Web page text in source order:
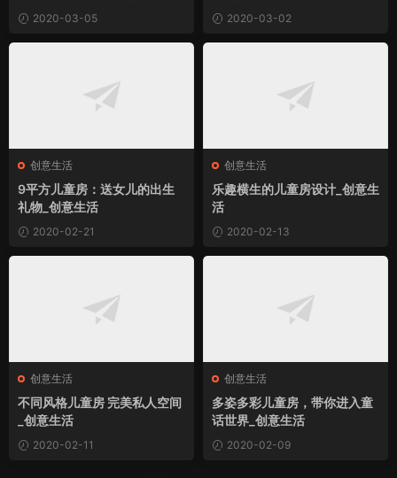
2020-03-05 2020-03-02
创意生活
9平方儿童房：送女儿的出生
礼物_创意生活
2020-02-21
创意生活
乐趣横生的儿童房设计_创意生
活
2020-02-13
创意生活
不同风格儿童房 完美私人空间
_创意生活
2020-02-11
创意生活
多姿多彩儿童房，带你进入童
话世界_创意生活
2020-02-09